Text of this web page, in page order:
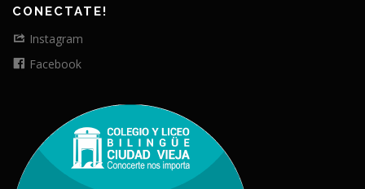
CONECTATE!
Instagram
Facebook